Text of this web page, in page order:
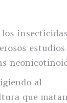
estudios
al
que